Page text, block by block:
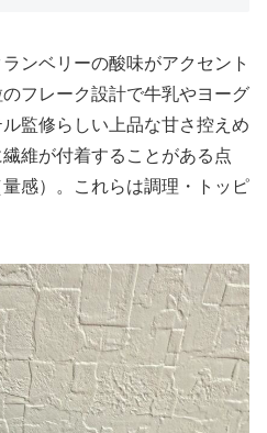
ンベリーの酸味がアクセント
フレーク設計で牛乳やヨーグ
監修らしい上品な甘さ控えめ
維が付着することがある点
感）。これらは調理・トッピ